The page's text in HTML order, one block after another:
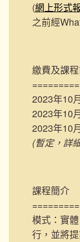
(網上形式
之前經
繳費及課
=========
2023年10
2023年10
2023年10
(暫定，詳
課程簡介
=========
模式：實
行，並將